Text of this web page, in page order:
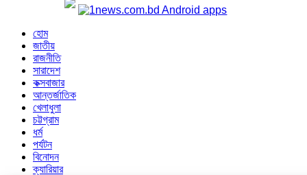
হোম
জাতীয়
রাজনীতি
সারাদেশ
কক্সবাজার
আন্তর্জাতিক
খেলাধুলা
চট্টগ্রাম
ধর্ম
পর্যটন
বিনোদন
ক্যারিয়ার